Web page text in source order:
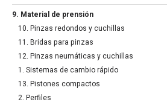
9. Material de prensión
10. Pinzas redondos y cuchillas
11. Bridas para pinzas
12. Pinzas neumáticas y cuchillas
1. Sistemas de cambio rápido
13. Pistones compactos
2. Perfiles